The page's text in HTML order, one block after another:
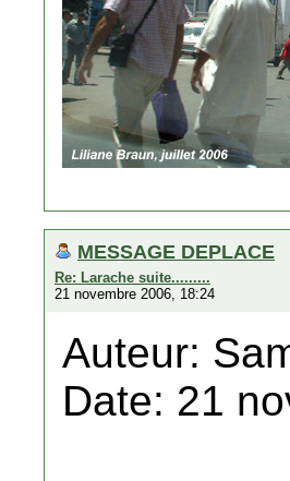
MESSAGE DEPLACE
Re: Larache suite.........
21 novembre 2006, 18:24
Auteur:
Date: 21